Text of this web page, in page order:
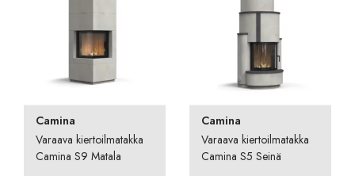
Camina
Varaava kiertoilmatakka
Camina S9 Matala
Camina
Varaava kiertoilmatakka
Camina S5 Seinä